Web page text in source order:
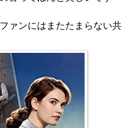
ァンにはまたたまらない共